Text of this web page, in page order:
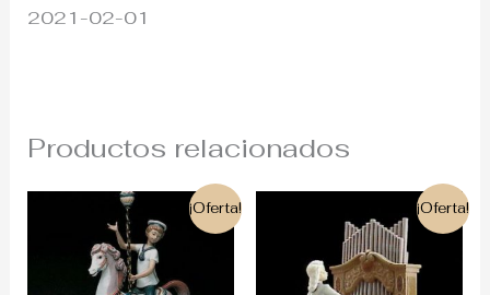
2021-02-01
Productos relacionados
¡Oferta!
precio
original
era:
1.500€.
precio
actual
es:
830€.
¡Oferta!
precio
original
era:
1.900€.
precio
actual
es:
720€.